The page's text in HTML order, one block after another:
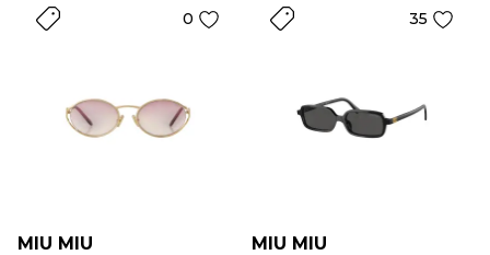
0
MIU MIU
35
MIU MIU